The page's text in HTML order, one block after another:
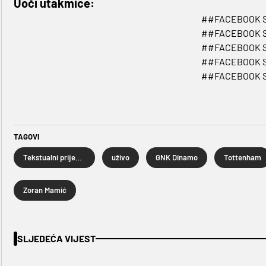
Uoči utakmice:
##FACEBOOK
##FACEBOOK
##FACEBOOK
##FACEBOOK
##FACEBOOK
TAGOVI
Tekstualni prijenos uživo uživo GNK Dinamo Tottenham
Zoran Mamić
SLJEDEĆA VIJEST